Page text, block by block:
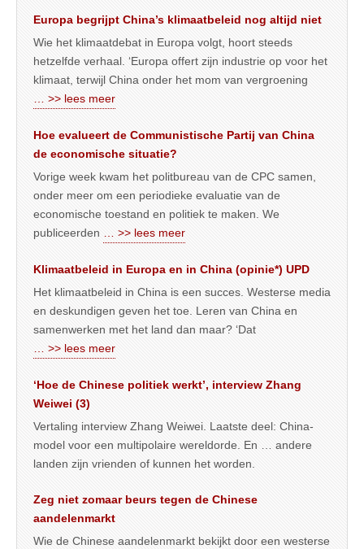
Europa begrijpt China’s klimaatbeleid nog altijd niet
Wie het klimaatdebat in Europa volgt, hoort steeds
hetzelfde verhaal. ‘Europa offert zijn industrie op voor het
klimaat, terwijl China onder het mom van vergroening
… >> lees meer
Hoe evalueert de Communistische Partij van China
de economische situatie?
Vorige week kwam het politbureau van de CPC samen,
onder meer om een periodieke evaluatie van de
economische toestand en politiek te maken. We
publiceerden … >> lees meer
Klimaatbeleid in Europa en in China (opinie*) UPD
Het klimaatbeleid in China is een succes. Westerse media
en deskundigen geven het toe. Leren van China en
samenwerken met het land dan maar? ‘Dat
… >> lees meer
‘Hoe de Chinese politiek werkt’, interview Zhang
Weiwei (3)
Vertaling interview Zhang Weiwei. Laatste deel: China-
model voor een multipolaire wereldorde. En … andere
landen zijn vrienden of kunnen het worden.
Zeg niet zomaar beurs tegen de Chinese
aandelenmarkt
Wie de Chinese aandelenmarkt bekijkt door een westerse